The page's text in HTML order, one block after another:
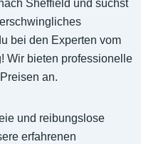
Sheffield und suchst
bei den Experten vom
Wir bieten professionelle
an.
und reibungslose
erfahrenen